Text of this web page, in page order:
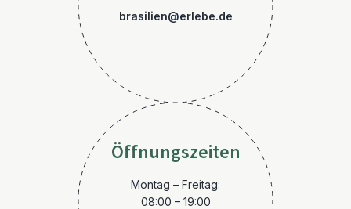
brasilien@erlebe.de
Öffnungszeiten
Montag – Freitag:
08:00 – 19:00